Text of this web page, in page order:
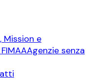
Mission e
Agenzie senza